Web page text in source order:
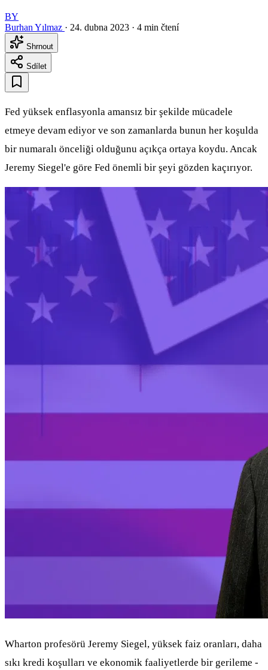
BY
Burhan Yılmaz · 24. dubna 2023 · 4 min čtení
Shrnout
Sdílet
Fed yüksek enflasyonla amansız bir şekilde mücadele
etmeye devam ediyor ve son zamanlarda bunun her koşulda
bir numaralı önceliği olduğunu açıkça ortaya koydu. Ancak
Jeremy Siegel'e göre Fed önemli bir şeyi gözden kaçırıyor.
Wharton profesörü Jeremy Siegel, yüksek faiz oranları, daha
sıkı kredi koşulları ve ekonomik faaliyetlerde bir gerileme -